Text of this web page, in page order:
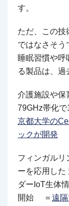
す。
ただ、この技
ではなさそう
睡眠習慣や呼
る製品は、過
介護施設や保
79GHz帯化で
京都大学の
ックが開発
フィンガルリ
ーを応用した
ダーIoT生体
開始 ＝ 遠